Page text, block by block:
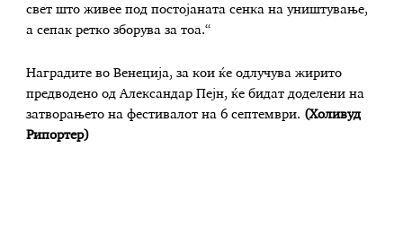
свет што живее под постојаната сенка на уништување,
а сепак ретко зборува за тоа.“
Наградите во Венеција, за кои ќе одлучува жирито
предводено од Александар Пејн, ќе бидат доделени на
затворањето на фестивалот на 6 септември. (Холивуд
Рипортер)